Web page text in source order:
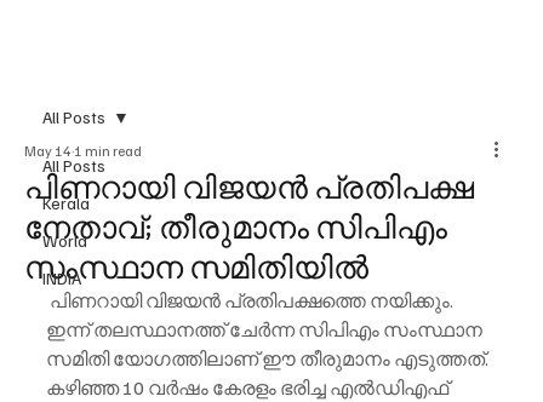
All Posts
Kerala
World
INDIA
All Posts
പിണറായി വിജയൻ പ്രതിപക്ഷ
നേതാവ്; തീരുമാനം സിപിഎം
സംസ്ഥാന സമിതിയിൽ
May 14 1 min read
പിണറായി വിജയൻ പ്രതിപക്ഷത്തെ നയിക്കും.
ഇന്ന് തലസ്ഥാനത്ത് ചേർന്ന സിപിഎം സംസ്ഥാന
സമിതി യോഗത്തിലാണ് ഈ തീരുമാനം എടുത്തത്.
കഴിഞ്ഞ 10 വർഷം കേരളം ഭരിച്ച എൽഡിഎഫ്